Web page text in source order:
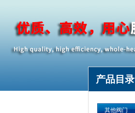
产品目录
其他阀门